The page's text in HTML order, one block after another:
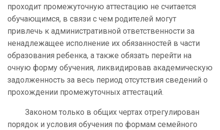
проходит промежуточную аттестацию не считается
обучающимся, в связи с чем родителей могут
привлечь к административной ответственности за
ненадлежащее исполнение их обязанностей в части
образования ребенка, а также обязать перейти на
очную форму обучения, ликвидировав академическую
задолженность за весь период отсутствия сведений о
прохождении промежуточных аттестаций.
Законом только в общих чертах отрегулирован
порядок и условия обучения по формам семейного